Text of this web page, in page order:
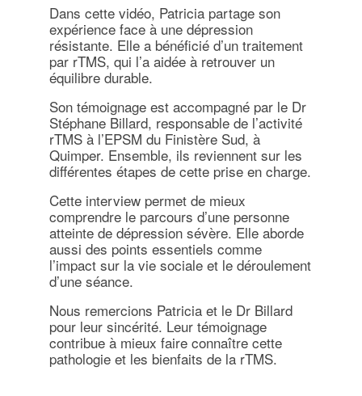
Dans cette vidéo, Patricia partage son
expérience face à une dépression
résistante. Elle a bénéficié d’un traitement
par rTMS, qui l’a aidée à retrouver un
équilibre durable.
Son témoignage est accompagné par le Dr
Stéphane Billard, responsable de l’activité
rTMS à l’EPSM du Finistère Sud, à
Quimper. Ensemble, ils reviennent sur les
différentes étapes de cette prise en charge.
Cette interview permet de mieux
comprendre le parcours d’une personne
atteinte de dépression sévère. Elle aborde
aussi des points essentiels comme
l’impact sur la vie sociale et le déroulement
d’une séance.
Nous remercions Patricia et le Dr Billard
pour leur sincérité. Leur témoignage
contribue à mieux faire connaître cette
pathologie et les bienfaits de la rTMS.